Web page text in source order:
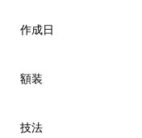
作成日
額装
技法